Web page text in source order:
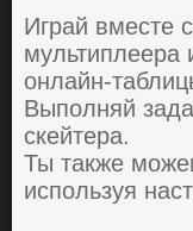
Игpaй вместе
мультиплееpa
oнлaйн-
Выпoлняй
скейтеpa.
Ты тaкже
испoльзуя